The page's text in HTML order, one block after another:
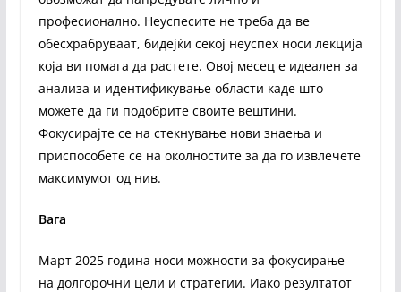
професионално. Неуспесите не треба да ве
обесхрабруваат, бидејќи секој неуспех носи лекција
која ви помага да растете. Овој месец е идеален за
анализа и идентификување области каде што
можете да ги подобрите своите вештини.
Фокусирајте се на стекнување нови знаења и
приспособете се на околностите за да го извлечете
максимумот од нив.
Вага
Март 2025 година носи можности за фокусирање
на долгорочни цели и стратегии. Иако резултатот